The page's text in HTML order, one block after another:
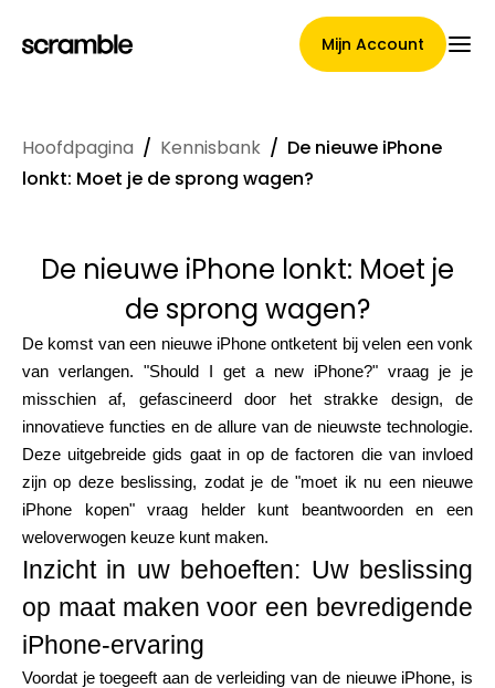
Mijn Account
Hoofdpagina
Voorwaarden voor
claimtoewijzing
Merken Galerij
Merkselectie
Rekenmachines
Hoofdpagina / Kennisbank / De nieuwe iPhone
lonkt: Moet je de sprong wagen?
De nieuwe iPhone lonkt: Moet je
de sprong wagen?
De komst van een nieuwe iPhone ontketent bij velen een vonk
van verlangen. "Should I get a new iPhone?" vraag je je
misschien af, gefascineerd door het strakke design, de
innovatieve functies en de allure van de nieuwste technologie.
Deze uitgebreide gids gaat in op de factoren die van invloed
zijn op deze beslissing, zodat je de "moet ik nu een nieuwe
iPhone kopen" vraag helder kunt beantwoorden en een
weloverwogen keuze kunt maken.
Inzicht in uw behoeften: Uw beslissing
op maat maken voor een bevredigende
iPhone-ervaring
Voordat je toegeeft aan de verleiding van de nieuwe iPhone, is